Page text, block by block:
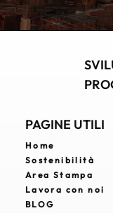
PAGINE UTILI
Home
Sostenibilità
Area Stampa
Lavora con noi
BLOG